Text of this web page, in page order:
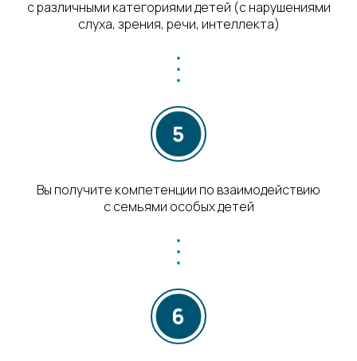
с различными категориями детей (с нарушениями
слуха, зрения, речи, интеллекта)
Вы получите компетенции по взаимодействию
с семьями особых детей